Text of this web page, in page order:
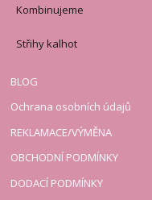
Kombinujeme
Střihy kalhot
BLOG
Ochrana osobních údajů
REKLAMACE/VÝMĚNA
OBCHODNÍ PODMÍNKY
DODACÍ PODMÍNKY